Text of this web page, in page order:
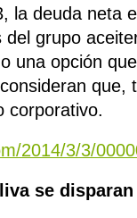
la deuda neta
grupo
una opción
que,
corporativo.
2014/3/3/
se disparan